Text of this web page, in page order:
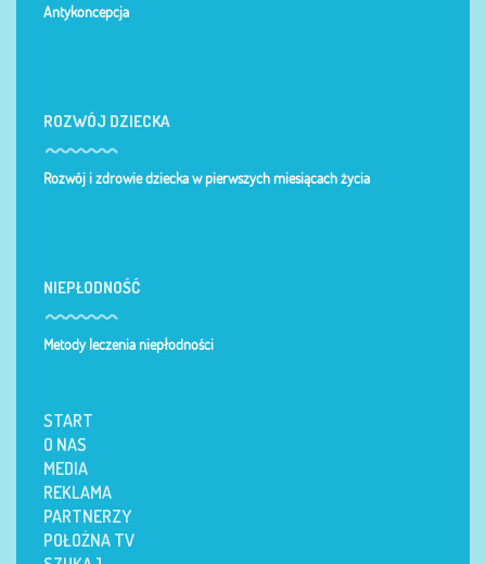
Antykoncepcja
ROZWÓJ DZIECKA
Rozwój i zdrowie dziecka w pierwszych miesiącach życia
NIEPŁODNOŚĆ
Metody leczenia niepłodności
START
O NAS
MEDIA
REKLAMA
PARTNERZY
POŁOŻNA TV